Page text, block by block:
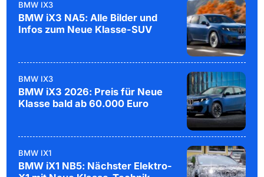
BMW IX3
BMW iX3 NA5: Alle Bilder und
Infos zum Neue Klasse-SUV
BMW IX3
BMW iX3 2026: Preis für Neue
Klasse bald ab 60.000 Euro
BMW IX1
BMW iX1 NB5: Nächster Elektro-